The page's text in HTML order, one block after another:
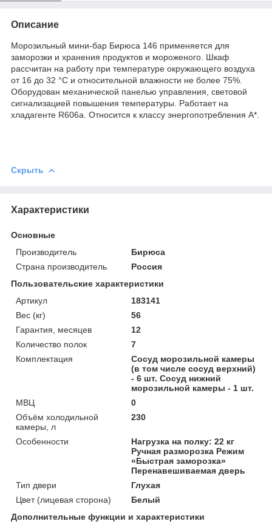
Описание
Морозильный мини-бар Бирюса 146 применяется для
заморозки и хранения продуктов и мороженого. Шкаф
рассчитан на работу при температуре окружающего воздуха
от 16 до 32 °С и относительной влажности не более 75%.
Оборудован механической панелью управления, световой
сигнализацией повышения температуры. Работает на
хладагенте R606a. Относится к классу энергопотребления А*.
Скрыть
Характеристики
Основные
Производитель
Бирюса
Страна производитель
Россия
Пользовательские характеристики
Артикул
183141
Вес (кг)
56
Гарантия, месяцев
12
Количество полок
7
Комплектация
Сосуд морозильной камеры
(в том числе сосуд верхний)
- 6 шт. Сосуд нижний
морозильной камеры - 1 шт.
МВЦ
0
Объём холодильной
камеры, л
230
Особенности
Нагрузка на полку: 22 кг
Ручная разморозка Режим
«Быстрая заморозка»
Перенавешиваемая дверь
Тип двери
Глухая
Цвет (лицевая сторона)
Белый
Дополнительные функции и характеристики